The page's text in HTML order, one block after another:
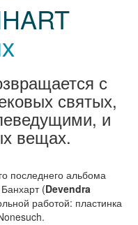
с
святых,
и
вещах.
последнего альбома
(Devendra
работой: пластинка